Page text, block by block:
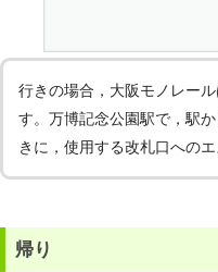
行きの場合，大阪モノレール
す。万博記念公園駅で，駅
きに，使用する改札口への
帰り